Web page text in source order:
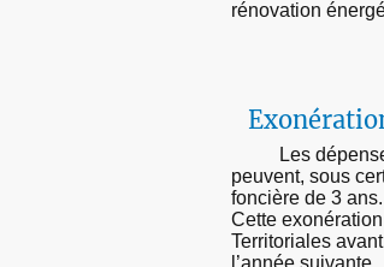
rénovation
Les dépenses
peuvent, sous
foncière de 3 ans.
Cette
Territoriales
l’année suivante.